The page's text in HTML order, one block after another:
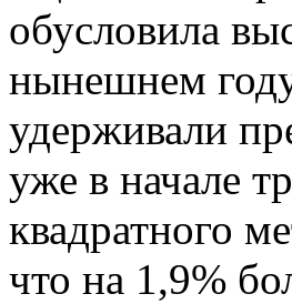
обусловила
нынешнем
удерживали
уже в начале
квадратного
что на 1,9%